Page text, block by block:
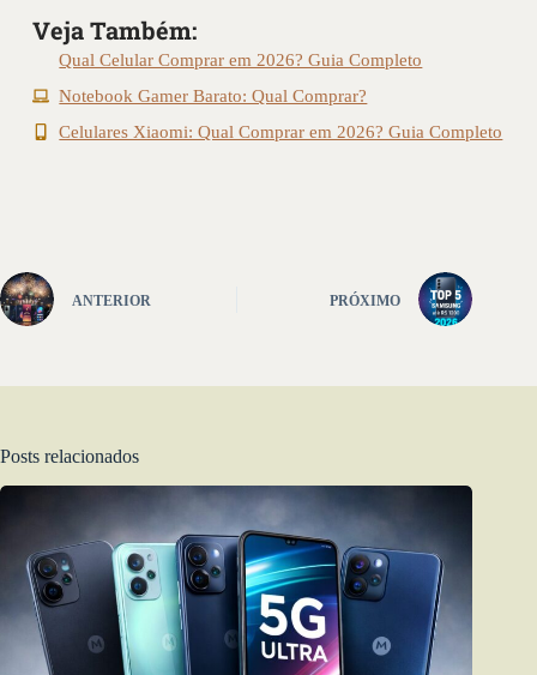
Veja Também:
Qual Celular Comprar em 2026? Guia Completo
Notebook Gamer Barato: Qual Comprar?
Celulares Xiaomi: Qual Comprar em 2026? Guia Completo
ANTERIOR PRÓXIMO
Posts relacionados